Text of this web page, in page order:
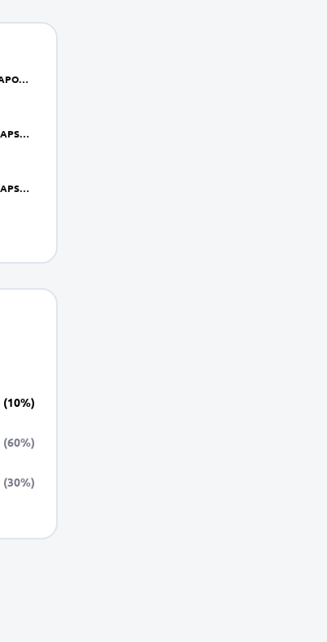
NESCAFÉ DOLCE GUSTO ESPRESSO NAPOLI KAPSULE 16KS
POP CAFFÉ INTENSO DOLCE GUSTO KAPSULA 1KS
POP CAFFÉ INTENSO DOLCE GUSTO KAPSULE 16KS
(10%)
(60%)
(30%)